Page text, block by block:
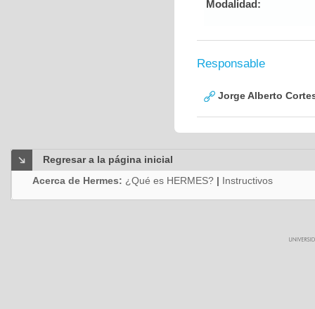
Modalidad:
Responsable
Jorge Alberto
Regresar a la página inicial
Acerca de Hermes: ¿Qué es HERMES? | Instructivos